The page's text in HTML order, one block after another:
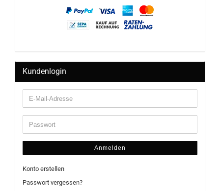
Kundenlogin
Anmelden
Konto erstellen
Passwort vergessen?